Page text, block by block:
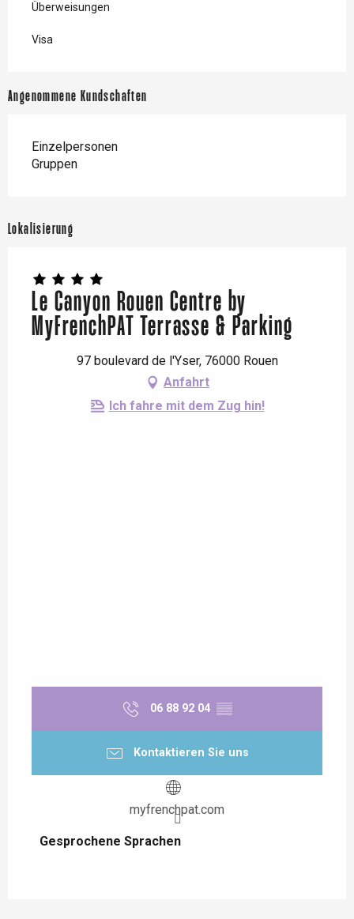
Überweisungen
Visa
Angenommene Kundschaften
Einzelpersonen
Gruppen
Lokalisierung
Le Canyon Rouen Centre by
MyFrenchPAT Terrasse & Parking
97 boulevard de l'Yser, 76000 Rouen
Anfahrt
Ich fahre mit dem Zug hin!
06 88 92 04 ▒▒
Kontaktieren Sie uns
myfrenchpat.com
Gesprochene Sprachen
Gesprochene Sprachen